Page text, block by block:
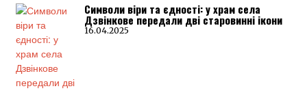
Символи віри та єдності: у храм села
Дзвінкове передали дві старовинні ікони
16.04.2025